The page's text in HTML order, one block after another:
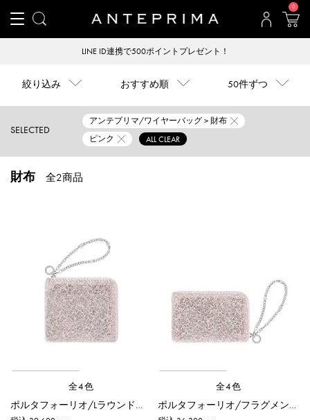
0
LINE ID連携で500ポイントプレゼント！
絞り込み おすすめ順 50件ずつ
SELECTED
アンテプリマ/ワイヤーバッグ > 財布
ピンク
ALL CLEAR
財布 全2商品
全4色
ポルタフォーリオ/Lラウンドウォレット/パウダリーピンクシルバー
全4色
ポルタフォーリオ/フラグメントケース/パウダリーピンクシルバー